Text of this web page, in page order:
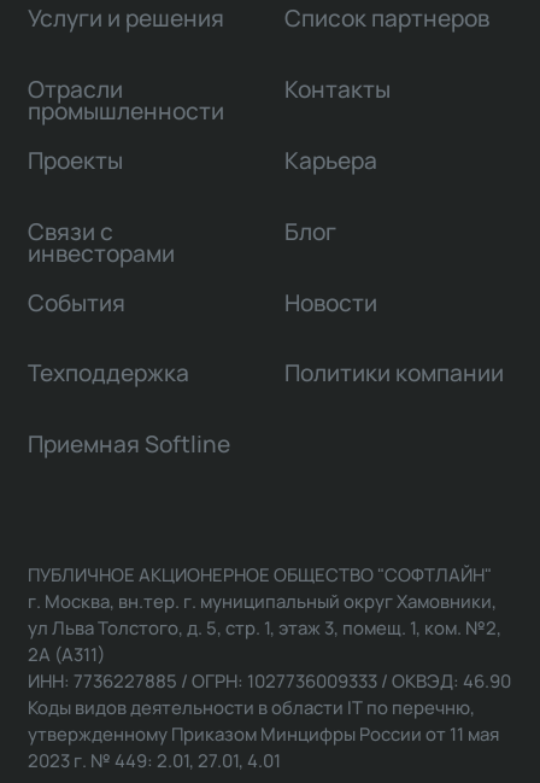
Услуги и решения
Отрасли
промышленности
Проекты
Связи с
инвесторами
Список партнеров
Контакты
Карьера
Блог
События Новости
Техподдержка Политики компании
Приемная Softline
ПУБЛИЧНОЕ АКЦИОНЕРНОЕ ОБЩЕСТВО "СОФТЛАЙН"
г. Москва, вн.тер. г. муниципальный округ Хамовники,
ул Льва Толстого, д. 5, стр. 1, этаж 3, помещ. 1, ком. №2,
2А (А311)
ИНН: 7736227885 / ОГРН: 1027736009333 / ОКВЭД: 46.90
Коды видов деятельности в области IT по перечню,
утвержденному Приказом Минцифры России от 11 мая
2023 г. № 449: 2.01, 27.01, 4.01